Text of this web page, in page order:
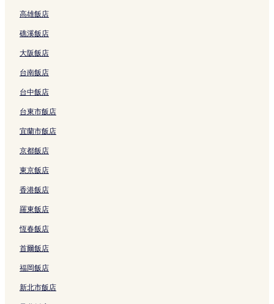
t
連
結
h
n
d
R
e
o
t
的
連
結
n
V
i
l
l
的
結
的
結
s
r
t
R
u
s
i
H
u
a
l
i
n
連
結
高雄飯店
礁溪飯店
大阪飯店
台南飯店
台中飯店
台東市飯店
宜蘭市飯店
京都飯店
東京飯店
香港飯店
羅東飯店
恆春飯店
首爾飯店
福岡飯店
新北市飯店